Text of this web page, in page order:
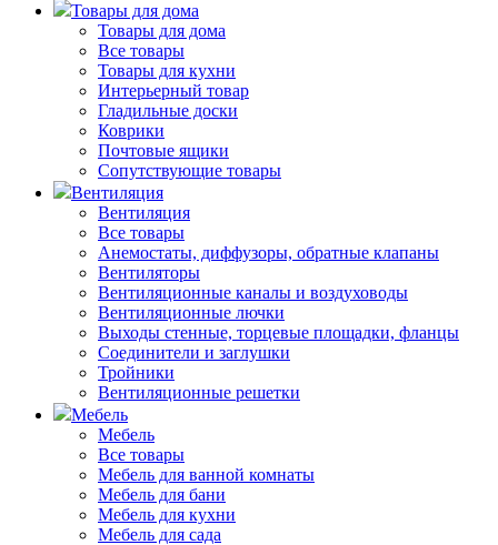
Товары для дома
Товары для дома
Все товары
Товары для кухни
Интерьерный товар
Гладильные доски
Коврики
Почтовые ящики
Сопутствующие товары
Вентиляция
Вентиляция
Все товары
Анемостаты, диффузоры, обратные клапаны
Вентиляторы
Вентиляционные каналы и воздуховоды
Вентиляционные лючки
Выходы стенные, торцевые площадки, фланцы
Соединители и заглушки
Тройники
Вентиляционные решетки
Мебель
Мебель
Все товары
Мебель для ванной комнаты
Мебель для бани
Мебель для кухни
Мебель для сада